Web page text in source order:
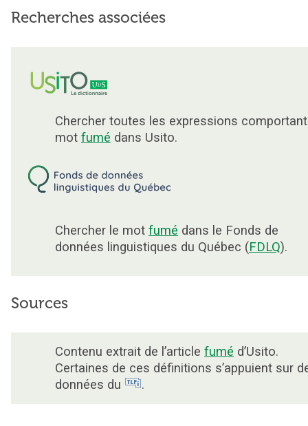
Recherches associées
Chercher toutes les expressions
mot fumé dans Usito.
Chercher le mot fumé dans le Fonds de
données linguistiques du Québec (FDLQ).
Sources
Contenu extrait de l’article fumé d’Usito.
Certaines de ces définitions s’appuient sur
données du
.